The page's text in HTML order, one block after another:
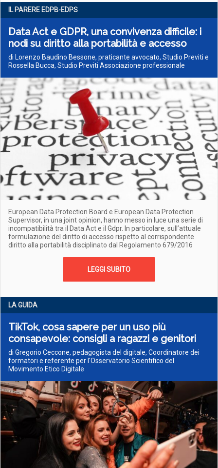
IL PARERE EDPB-EDPS
Data Act e GDPR, una convivenza difficile: i
nodi su diritto alla portabilità e accesso
di Lorenzo Baudino Bessone, praticante avvocato, Studio Previti e
Rossella Bucca, Studio Previti Associazione professionale
European Data Protection Board e European Data Protection
Supervisor, in una joint opinion, hanno messo in luce una serie di
incompatibilità tra il Data Act e il Gdpr. In particolare, sull’attuale
formulazione del diritto di accesso rispetto al corrispondente
diritto alla portabilità disciplinato dal Regolamento 679/2016
LEGGI SUBITO
LA GUIDA
TikTok, cosa sapere per un uso più
consapevole: consigli a ragazzi e genitori
di Gregorio Ceccone, pedagogista del digitale, Coordinatore dei
formatori e referente per l'Osservatorio Scientifico del
Movimento Etico Digitale